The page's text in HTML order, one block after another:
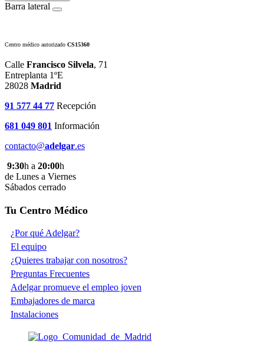
Barra lateral
Centro médico autorizado CS15360
Calle Francisco Silvela, 71
Entreplanta 1ºE
28028 Madrid
91 577 44 77 Recepción
681 049 801 Información
contacto@adelgar.es
9:30h a 20:00h
de Lunes a Viernes
Sábados cerrado
Tu Centro Médico
¿Por qué Adelgar?
El equipo
¿Quieres trabajar con nosotros?
Preguntas Frecuentes
Adelgar promueve el empleo joven
Embajadores de marca
Instalaciones